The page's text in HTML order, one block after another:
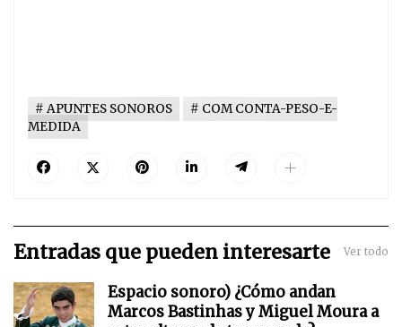
APUNTES SONOROS
COM CONTA-PESO-E-
MEDIDA
Entradas que pueden interesarte Ver todo
Espacio sonoro) ¿Cómo andan
Marcos Bastinhas y Miguel Moura a